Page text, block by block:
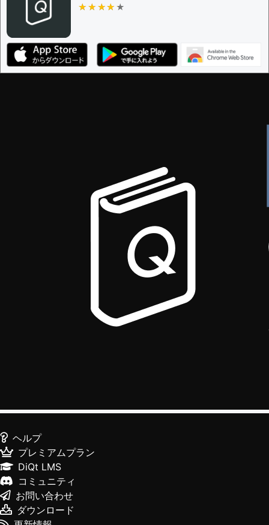
ザー
決定に必要な投票数 -
編集ガイドライン
★★★★★
★★★★★
ヘルプ
プレミアムプラン
DiQt LMS
コミュニティ
お問い合わせ
ダウンロード